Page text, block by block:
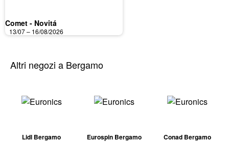
Comet - Novitá
13/07 – 16/08/2026
Altri negozi a Bergamo
Lidl Bergamo Eurospin Bergamo Conad Bergamo